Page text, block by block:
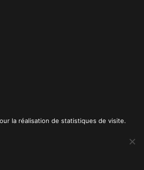
Tous droits réservés.
la réalisation de statistiques de visite.